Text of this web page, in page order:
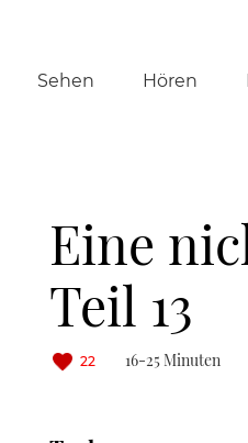
Sehen Hören
Eine
Teil 13
22 16-25 Minuten